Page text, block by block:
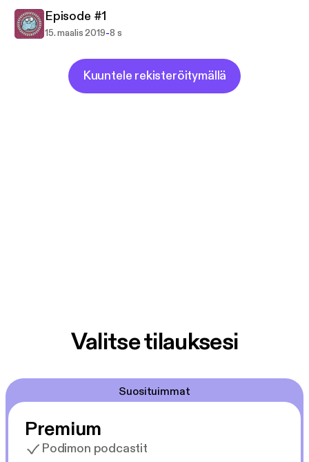
Episode #1
15. maalis 2019-8 s
Kuuntele rekisteröitymällä
Valitse tilauksesi
Suosituimmat
Premium
Podimon podcastit